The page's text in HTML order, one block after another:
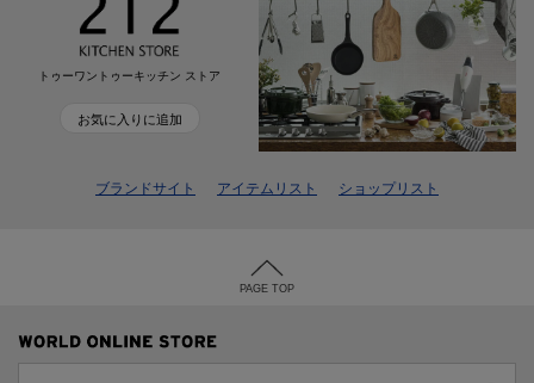
トゥーワントゥーキッチン ストア
お気に入りに追加
ブランドサイト アイテムリスト ショップリスト
PAGE TOP